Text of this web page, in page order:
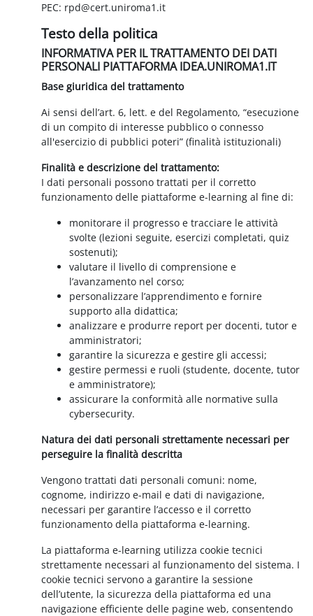
PEC: rpd@cert.uniroma1.it
Testo della politica
INFORMATIVA PER IL TRATTAMENTO DEI DATI
PERSONALI PIATTAFORMA IDEA.UNIROMA1.IT
Base giuridica del trattamento
Ai sensi dell’art. 6, lett. e del Regolamento, “esecuzione
di un compito di interesse pubblico o connesso
all'esercizio di pubblici poteri” (finalità istituzionali)
Finalità e descrizione del trattamento:
I dati personali possono trattati per il corretto
funzionamento delle piattaforme e-learning al fine di:
monitorare il progresso e tracciare le attività
svolte (lezioni seguite, esercizi completati, quiz
sostenuti);
valutare il livello di comprensione e
l’avanzamento nel corso;
personalizzare l’apprendimento e fornire
supporto alla didattica;
analizzare e produrre report per docenti, tutor e
amministratori;
garantire la sicurezza e gestire gli accessi;
gestire permessi e ruoli (studente, docente, tutor
e amministratore);
assicurare la conformità alle normative sulla
cybersecurity.
Natura dei dati personali strettamente necessari per
perseguire la finalità descritta
Vengono trattati dati personali comuni: nome,
cognome, indirizzo e-mail e dati di navigazione,
necessari per garantire l’accesso e il corretto
funzionamento della piattaforma e-learning.
La piattaforma e-learning utilizza cookie tecnici
strettamente necessari al funzionamento del sistema. I
cookie tecnici servono a garantire la sessione
dell’utente, la sicurezza della piattaforma ed una
navigazione efficiente delle pagine web, consentendo